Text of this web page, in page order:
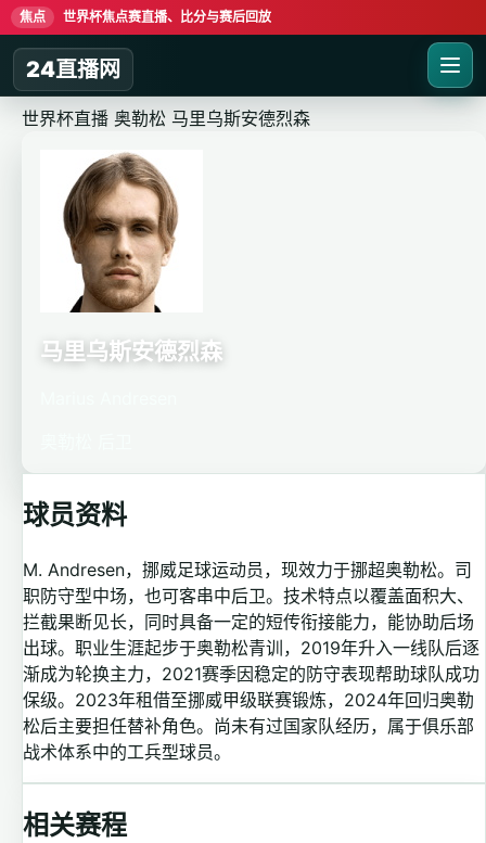
焦点 世界杯焦点赛直播、比分与赛后回放
24直播网
世界杯直播 奥勒松 马里乌斯安德烈森
马里乌斯安德烈森
球员资料
M. Andresen，挪威足球运动员，现效力于挪超奥勒松。司
职防守型中场，也可客串中后卫。技术特点以覆盖面积大、
拦截果断见长，同时具备一定的短传衔接能力，能协助后场
出球。职业生涯起步于奥勒松青训，2019年升入一线队后逐
渐成为轮换主力，2021赛季因稳定的防守表现帮助球队成功
保级。2023年租借至挪威甲级联赛锻炼，2024年回归奥勒
松后主要担任替补角色。尚未有过国家队经历，属于俱乐部
战术体系中的工兵型球员。
相关赛程